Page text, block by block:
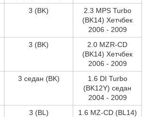
3 (BK)
2.3 MPS Turbo
(BK14) Хетчбек
2006 - 2009
3 (BK)
2.0 MZR-CD
(BK14) Хетчбек
2006 - 2009
3 седан (BK)
1.6 DI Turbo
(BK12Y) седан
2004 - 2009
3 (BL)
1.6 MZ-CD (BL14)